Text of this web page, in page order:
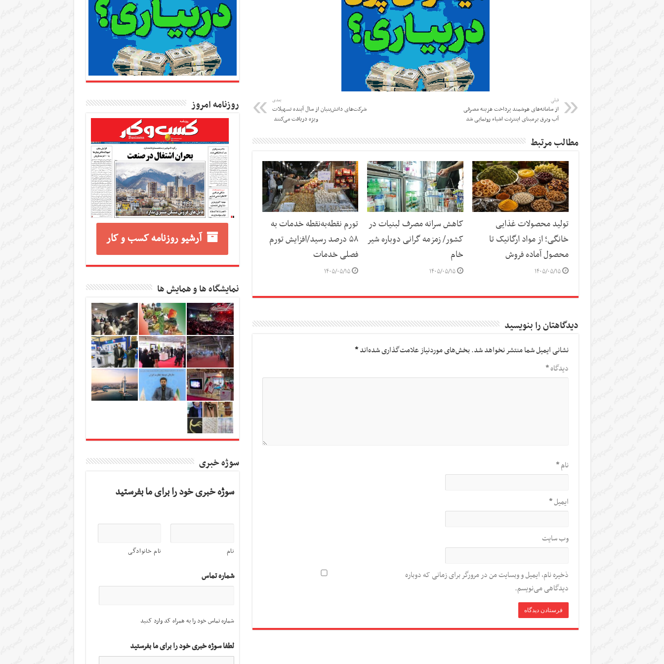
قبلی
از سامانه‌های هوشمند پرداخت هزینه مصرفی
آب وبرق برمبنای اینترنت اشیاء رونمایی شد
بعدی
‌‌‌‌‌‌‌ شرکت‌های دانش‌بنیان از سال آینده تسهیلات
ویژه دریافت می‌کنند ‌‌
مطالب مرتبط
تولید محصولات غذایی
خانگی؛ از مواد ارگانیک تا
محصول آماده فروش
۱۴۰۵/۰۵/۱۵
کاهش سرانه مصرف لبنیات در
کشور/ زمزمه گرانی دوباره شیر
خام
۱۴۰۵/۰۵/۱۵
تورم نقطه‌به‌نقطه خدمات به
۵۸ درصد رسید/افزایش تورم
فصلی خدمات
۱۴۰۵/۰۵/۱۵
دیدگاهتان را بنویسید
نشانی ایمیل شما منتشر نخواهد شد.بخش‌های موردنیاز علامت‌گذاری شده‌اند*
دیدگاه*
نام*
ایمیل*
وب‌ سایت
ذخیره نام، ایمیل و وبسایت من در مرورگر برای زمانی که دوباره
دیدگاهی می‌نویسم.
روزنامه امروز
آرشیو روزنامه کسب و کار
نمایشگاه ها و همایش ها
سوژه خبری
سوژه خبری خود را برای ما بفرستید
نام نام خانوادگی
شماره تماس
شماره تماس خود را به همراه کد وارد کنید
لطفا سوژه خبری خود را برای ما بفرستید